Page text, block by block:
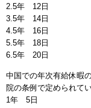
2.5年 12日
3.5年 14日
4.5年 16日
5.5年 18日
6.5年 20日
中国での年次有給休暇
院の条例で定められてい
1年 5日